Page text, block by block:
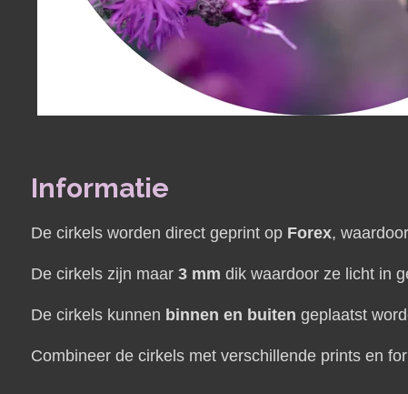
Informatie
De cirkels worden direct geprint op Forex,
De cirkels zijn maar 3 mm dik waardoor ze licht in
De cirkels kunnen binnen en buiten geplaatst
Combineer de cirkels met verschillende prints en